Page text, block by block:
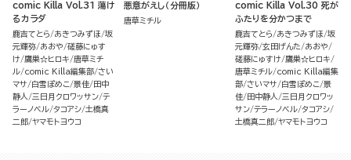
comic Killa Vol.31 蕩け
るカラダ
鹿吉てとら あきつみずほ 坂
元輝弥 あおや 磋藤にゅす
け 鷹巣☆ヒロキ
唐草ミチ
ル comic Killa編集部 さい
マサ
白雪ぽめこ 景佳 田中
静人 三日月クロワッサン テ
ラーノベル タコアシ 土橋真
二郎 ヤマモトヨウコ
悪意がえし（分冊版）
唐草ミチル
comic Killa Vol.30 死が
ふたりを分かつまで
鹿吉てとら あきつみずほ 坂
元輝弥 玄田げんた
あおや
磋藤にゅすけ 鷹巣☆ヒロキ
唐草ミチル comic Killa編集
部 さいマサ 白雪ぽめこ 景
佳 田中静人 三日月クロワッ
サン テラーノベル タコアシ
土橋真二郎 ヤマモトヨウコ